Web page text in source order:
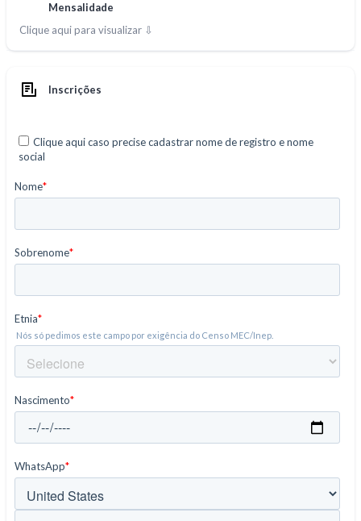
Mensalidade
Clique aqui para visualizar ⇩
Inscrições